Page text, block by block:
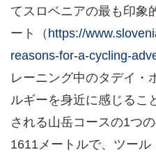
てスロベニアの最も印象
ート（ https://
reasons-for-a-cycling-
レーニング中のタデイ・
ルギーを身近に感じるこ
される山岳コースの1つ
1611メートルで、ツー